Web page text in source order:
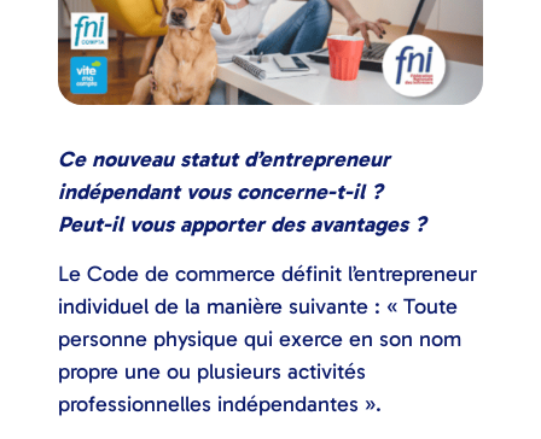
Ce nouveau statut d’entrepreneur
indépendant vous concerne-t-il ?
Peut-il vous apporter des avantages ?
Le Code de commerce définit l’entrepreneur
individuel de la manière suivante : « Toute
personne physique qui exerce en son nom
propre une ou plusieurs activités
professionnelles indépendantes ».